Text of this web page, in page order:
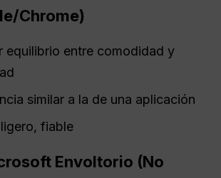
/Chrome)
equilibrio entre comodidad y
similar a la de una aplicación
fiable
Envoltorio (No